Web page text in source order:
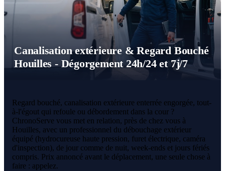
Canalisation extérieure & Regard Bouché
Houilles - Dégorgement 24h/24 et 7j/7
Regard bouché, canalisation extérieure enterrée engorgée, tout-
à-l'égout qui refoule ou débordement dans la cour ?
ChronoServe vous met en relation, près de chez vous à
Houilles, avec un professionnel du débouchage extérieur
équipé (hydrocureuse haute pression, furet électrique, caméra
d'inspection), de jour comme de nuit, week-ends et jours fériés
compris. Prix annoncé avant le déplacement, une seule chose à
faire : appelez.